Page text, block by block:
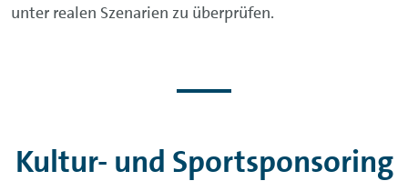
unter realen Szenarien zu überprüfen.
Kultur- und Sportsponsoring